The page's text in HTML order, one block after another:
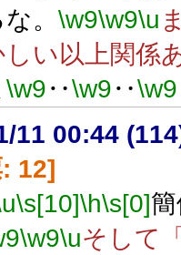
。 \w9\w9\u
しい以上関係
\w9‥\w9‥\w9
11 00:44
12]
\s[10]\h\s[0]
\w9\uそして